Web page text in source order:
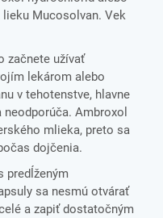
Mucosolvan. Vek
začnete užívať
lekárom alebo
v tehotenstve, hlavne
Ambroxol
mlieka, preto sa
dojčenia.
predĺženým
sa nesmú otvárať
a zapiť dostatočným